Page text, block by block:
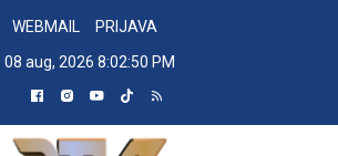
WEBMAIL
PRIJAVA
08 aug, 2026 8:02:51 PM